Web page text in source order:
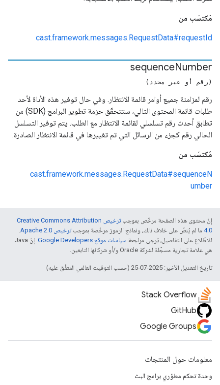
مُكتسَب من
cast.framework.messages.RequestData#requestId
sequenceNumber
(رقم أو غير محدد)
رقم لمزامنة جميع أوامر قائمة الانتظار. وفي حال توفير هذه الأداة لأحد
طلبات قائمة المحتوى التالي، ستتحقّق حزمة تطوير البرامج (SDK) من
تطابق أحدث رقم تسلسلي لقائمة الانتظار مع الطلب. يتم توفير التسلسل
الحالي رقم كجزء من الرسائل التي تم تغييرها في قائمة الانتظار الصادرة.
مُكتسَب من
cast.framework.messages.RequestData#sequenceN
umber
إنّ محتوى هذه الصفحة مرخّص بموجب
ترخيص Creative Commons Attribution
4.0‏ ما لم يُنصّ على خلاف ذلك، ونماذج الرموز مرخّصة بموجبترخيص Apache 2.0‏
.
للاطّلاع على التفاصيل، يُرجى مراجعة سياسات موقع Google Developers‏
. إنّ Java
هي علامة تجارية مسجَّلة لشركة Oracle و/أو شركائها التابعين.
تاريخ التعديل الأخير: 2025-07-25 (حسب التوقيت العالمي المتفَّق عليه)
Stack Overflow
GitHub
Google Groups
معلومات حول المنتجات
وحدة تحكم مطوّري برامج البث